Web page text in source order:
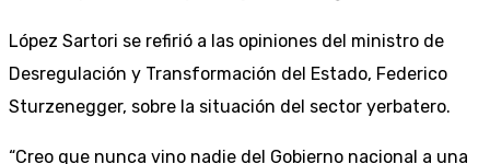
López Sartori se refirió a las opiniones del ministro de
Desregulación y Transformación del Estado, Federico
Sturzenegger, sobre la situación del sector yerbatero.
“Creo que nunca vino nadie del Gobierno nacional a una